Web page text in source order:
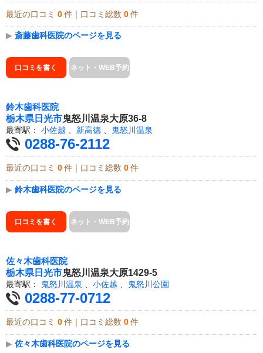
最近の口コミ 0 件｜口コミ総数 0 件
▶ 斎藤歯科医院のページを見る
口コミを書く ネット・WEB予約
鈴木歯科医院
栃木県 日光市鬼怒川温泉大原36-8
最寄駅： 小佐越 新高徳 鬼怒川温泉
0288-76-2112
最近の口コミ 0 件｜口コミ総数 0 件
▶ 鈴木歯科医院のページを見る
口コミを書く ネット・WEB予約
佐々木歯科医院
栃木県 日光市鬼怒川温泉大原1429-5
最寄駅： 鬼怒川温泉 小佐越 鬼怒川公園
0288-77-0712
最近の口コミ 0 件｜口コミ総数 0 件
▶ 佐々木歯科医院のページを見る